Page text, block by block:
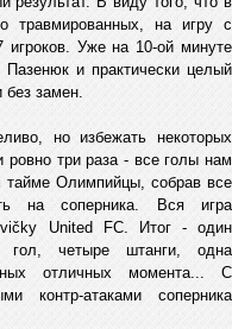
травмированных, на игру с
игроков. Уже на 10-ой минуте
и практически целый
замен.
но избежать некоторых
ровно три раза - все голы нам
Олимпийцы, собрав все
на соперника. Вся игра
United FC. Итог - один
гол, четыре штанги, одна
отличных момента... С
контр-атаками соперника